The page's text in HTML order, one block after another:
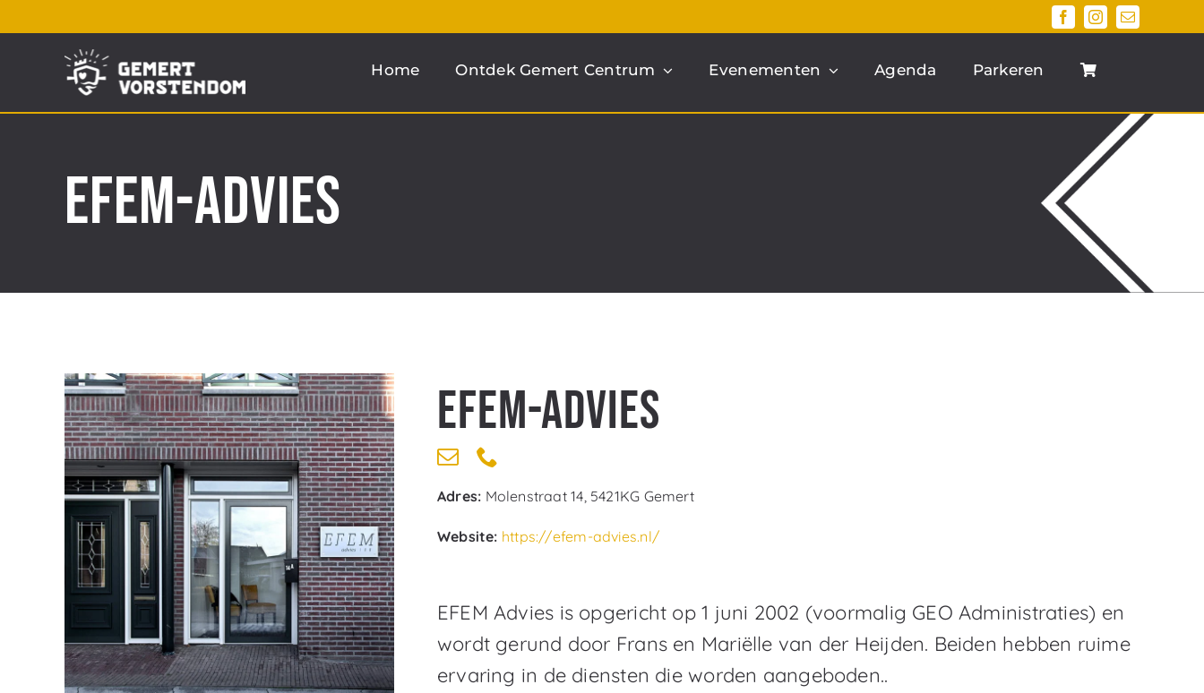
Home Ontdek Gemert Centrum Evenementen Agenda Parkeren
EFEM-Advies
EFEM-Advies
Adres: Molenstraat 14, 5421KG Gemert
Website: https://efem-advies.nl/
EFEM Advies is opgericht op 1 juni 2002 (voormalig GEO Administraties) en
wordt gerund door Frans en Mariëlle van der Heijden. Beiden hebben ruime
ervaring in de diensten die worden aangeboden..